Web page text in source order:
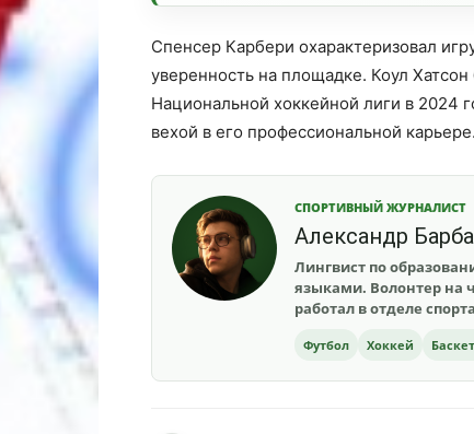
Спенсер Карбери охарактеризовал
уверенность на площадке. Коул
Национальной хоккейной лиги в 2024
вехой в его профессиональной карьере.
СПОРТИВНЫЙ ЖУРНАЛИСТ
Александр
Лингвист по
языками. Волонтер на
работал в отделе
Футбол Хоккей